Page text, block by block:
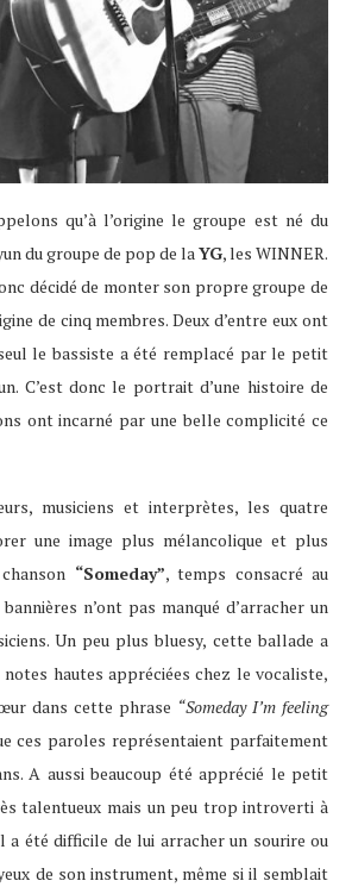
qu’à l’origine le groupe est né du
du groupe de pop de laYG, les WINNER.
décidé de monter son propre groupe de
de cinq membres. Deux d’entre eux ont
le bassiste a été remplacé par le petit
C’est donc le portrait d’une histoire de
ont incarné par une belle complicité ce
musiciens et interprètes, les quatre
une image plus mélancolique et plus
“Someday”, temps consacré au
n’ont pas manqué d’arracher un
Un peu plus bluesy, cette ballade a
hautes appréciées chez le vocaliste,
dans cette phrase “Someday I’m feeling
ces paroles représentaient parfaitement
A aussi beaucoup été apprécié le petit
talentueux mais un peu trop introverti à
a été difficile de lui arracher un sourire ou
de son instrument, même si il semblait